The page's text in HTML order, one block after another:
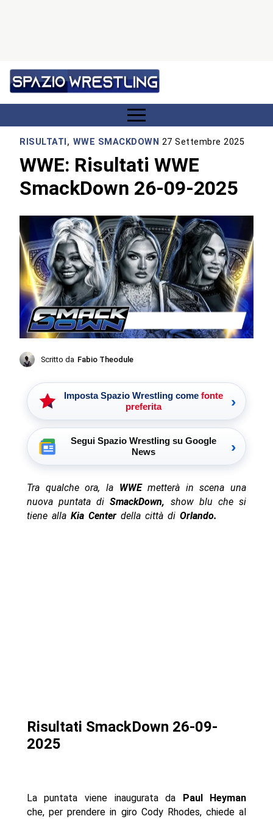
RISULTATI, WWE SMACKDOWN 27 Settembre 2025
WWE: Risultati WWE
SmackDown 26-09-2025
Scritto da Fabio Theodule
Imposta Spazio Wrestling come fonte
preferita
›
Segui Spazio Wrestling su Google
News
›
Tra qualche ora, la WWEmetterà in scena una
nuova puntata diSmackDown, show blu che si
tiene alla Kia Centerdella città di Orlando.
Risultati SmackDown 26-09-
2025
La puntata viene inaugurata da
Paul Heyman
che, per prendere in giro Cody Rhodes, chiede al